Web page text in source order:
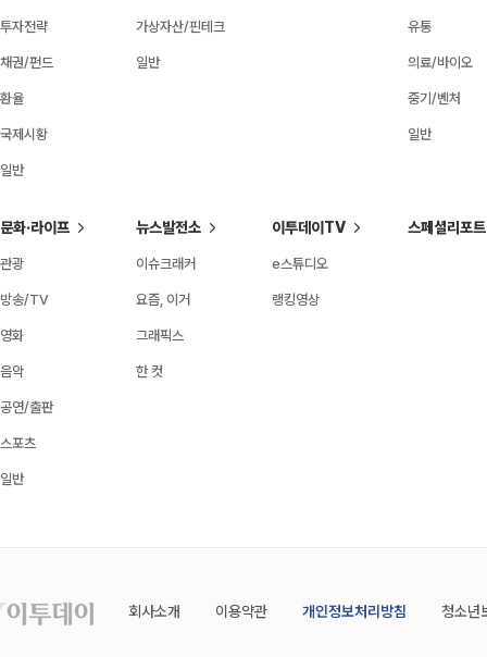
투자전략
채권/펀드
환율
국제시황
일반
가상자산/핀테크
일반
유통
의료/바이오
중기/벤처
일반
문화·라이프
관광
방송/TV
영화
음악
공연/출판
스포츠
일반
뉴스발전소
이슈크래커
요즘, 이거
그래픽스
한 컷
이투데이TV
e스튜디오
랭킹영상
스페셜리포트
회사소개 이용약관 개인정보처리방침 청소년